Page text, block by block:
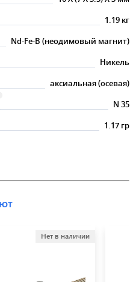
1.19 кг
Nd-Fe-B (неодимовый магнит)
Никель
аксиальная (осевая)
N 35
1.17 гр
Нет в наличии